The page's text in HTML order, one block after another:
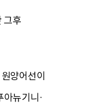
그후
양어선이
뉴기니·